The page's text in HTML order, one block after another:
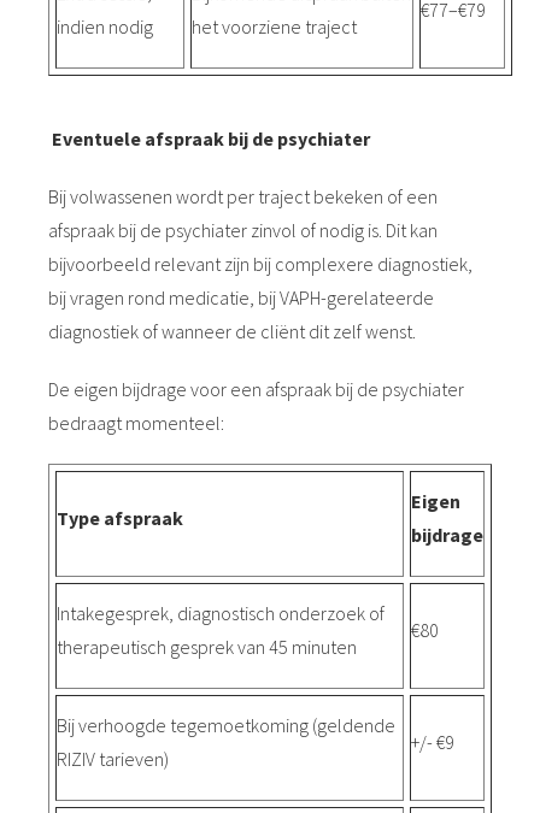
indien nodig
het voorziene traject
€77–€79
Eventuele afspraak bij de psychiater
Bij volwassenen wordt per traject bekeken of een
afspraak bij de psychiater zinvol of nodig is. Dit kan
bijvoorbeeld relevant zijn bij complexere diagnostiek,
bij vragen rond medicatie, bij VAPH-gerelateerde
diagnostiek of wanneer de cliënt dit zelf wenst.
De eigen bijdrage voor een afspraak bij de psychiater
bedraagt momenteel:
Type afspraak
Eigen
bijdrage
Intakegesprek, diagnostisch onderzoek of
therapeutisch gesprek van 45 minuten
€80
Bij verhoogde tegemoetkoming (geldende
RIZIV tarieven)
+/- €9